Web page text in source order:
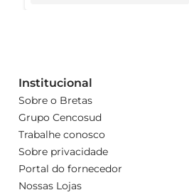
Institucional
Sobre o Bretas
Grupo Cencosud
Trabalhe conosco
Sobre privacidade
Portal do fornecedor
Nossas Lojas